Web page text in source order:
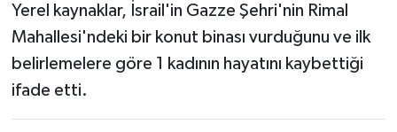
Yerel kaynaklar, İsrail'in Gazze Şehri'nin Rimal
Mahallesi'ndeki bir konut binası vurduğunu ve ilk
belirlemelere göre 1 kadının hayatını kaybettiği
ifade etti.